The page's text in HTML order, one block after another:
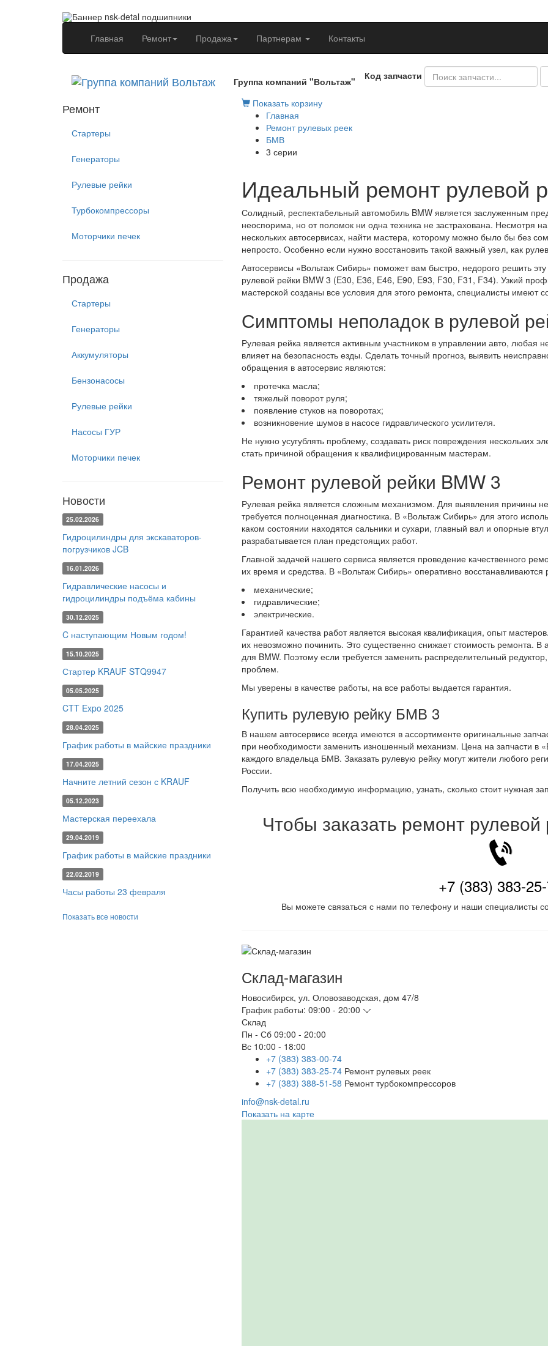
Главная (current)Ремонт Продажа Партнерам Контакты
Группа компаний "Вольтаж"
Код запчасти
Ремонт
Стартеры
Генераторы
Рулевые рейки
Турбокомпрессоры
Моторчики печек
Продажа
Стартеры
Генераторы
Аккумуляторы
Бензонасосы
Рулевые рейки
Насосы ГУР
Моторчики печек
Новости
25.02.2026
Гидроцилиндры для экскаваторов-
погрузчиков JCB
16.01.2026
Гидравлические насосы и
гидроцилиндры подъёма кабины
30.12.2025
C наступающим Новым годом!
15.10.2025
Стартер KRAUF STQ9947
05.05.2025
CTT Expo 2025
28.04.2025
График работы в майские праздники
17.04.2025
Начните летний сезон с KRAUF
05.12.2023
Мастерская переехала
29.04.2019
График работы в майские праздники
22.02.2019
Часы работы 23 февраля
Показать все новости
Показать корзину
Главная
Ремонт рулевых реек
БМВ
3 серии
Идеальный ремонт рулевой
Солидный, респектабельный автомобиль BMW является заслуженным
неоспорима, но от поломок ни одна техника не застрахована. Несмотря
нескольких автосервисах, найти мастера, которому можно было бы без
непросто. Особенно если нужно восстановить такой важный узел, как
Автосервисы «Вольтаж Сибирь» поможет вам быстро, недорого решить
рулевой рейки BMW 3 (E30, E36, E46, E90, E93, F30, F31, F34). Узкий
мастерской созданы все условия для этого ремонта, специалисты имеют
Симптомы неполадок в рулевой
Рулевая рейка является активным участником в управлении авто, любая
влияет на безопасность езды. Сделать точный прогноз, выявить
обращения в автосервис являются:
протечка масла;
тяжелый поворот руля;
появление стуков на поворотах;
возникновение шумов в насосе гидравлического усилителя.
Не нужно усугублять проблему, создавать риск повреждения нескольких
стать причиной обращения к квалифицированным мастерам.
Ремонт рулевой рейки BMW 3
Рулевая рейка является сложным механизмом. Для выявления причины
требуется полноценная диагностика. В «Вольтаж Сибирь» для этого
каком состоянии находятся сальники и сухари, главный вал и опорные
разрабатывается план предстоящих работ.
Главной задачей нашего сервиса является проведение качественного
их время и средства. В «Вольтаж Сибирь» оперативно восстанавливаются
механические;
гидравлические;
электрические.
Гарантией качества работ является высокая квалификация, опыт
их невозможно починить. Это существенно снижает стоимость ремонта. В
для BMW. Поэтому если требуется заменить распределительный
проблем.
Мы уверены в качестве работы, на все работы выдается гарантия.
Купить рулевую рейку БМВ 3
В нашем автосервисе всегда имеются в ассортименте оригинальные
при необходимости заменить изношенный механизм. Цена на запчасти в
каждого владельца БМВ. Заказать рулевую рейку могут жители любого
России.
Получить всю необходимую информацию, узнать, сколько стоит нужная
Чтобы заказать ремонт
+7 (383) 383-
Вы можете связаться с нами по телефону и наши специалисты
Склад-магазин
Новосибирск, ул. Оловозаводская, дом 47/8
График работы: 09:00 - 20:00
Склад
Пн - Сб 09:00 - 20:00
Вс 10:00 - 18:00
+7 (383) 383-00-74
+7 (383) 383-25-74 Ремонт рулевых реек
+7 (383) 388-51-58 Ремонт турбокомпрессоров
info@nsk-detal.ru
Показать на карте